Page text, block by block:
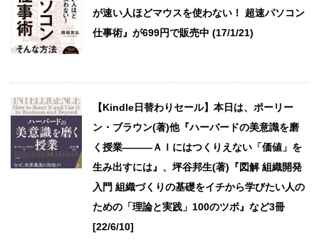
が速い人ほどマウスを使わない！ 超速パソコン
仕事術』が699円で販売中 (17/1/21)
【Kindle日替わりセール】本日は、ポーリー
ン・ブラウン(著)他『ハーバードの美意識を磨
く授業―――ＡＩにはつくりえない「価値」を
生み出すには』、坪谷邦生(著)『図解 組織開発
入門 組織づくりの基礎をイチから学びたい人の
ための「理論と実践」100のツボ』など3冊
[22/6/10]